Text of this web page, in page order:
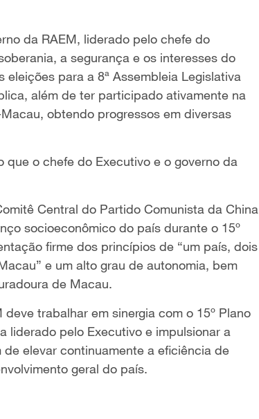
da RAEM, liderado pelo chefe do
a segurança e os interesses do
para a 8ª Assembleia Legislativa
além de ter participado ativamente na
obtendo progressos em diversas
o chefe do Executivo e o governo da
Central do Partido Comunista da China
socioeconômico do país durante o 15º
firme dos princípios de “um país, dois
e um alto grau de autonomia, bem
de Macau.
trabalhar em sinergia com o 15º Plano
liderado pelo Executivo e impulsionar a
elevar continuamente a eficiência de
geral do país.